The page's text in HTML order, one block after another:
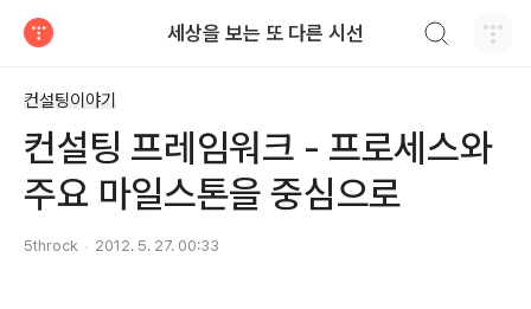
세상을 보는 또 다른 시선
컨설팅이야기
컨설팅 프레임워크 - 프로세스와
주요 마일스톤을 중심으로
5throck 2012. 5. 27. 00:33